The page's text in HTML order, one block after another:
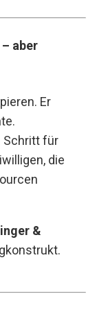
aber
Er
Schritt für
die
&